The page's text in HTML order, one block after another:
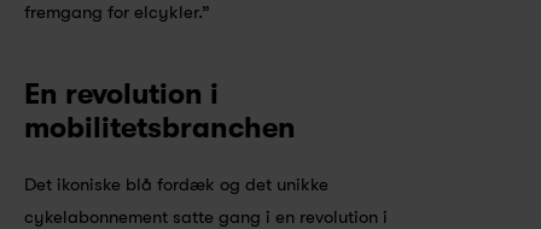
fremgang for elcykler.”
En revolution i
mobilitetsbranchen
Det ikoniske blå fordæk og det unikke
cykelabonnement satte gang i en revolution i